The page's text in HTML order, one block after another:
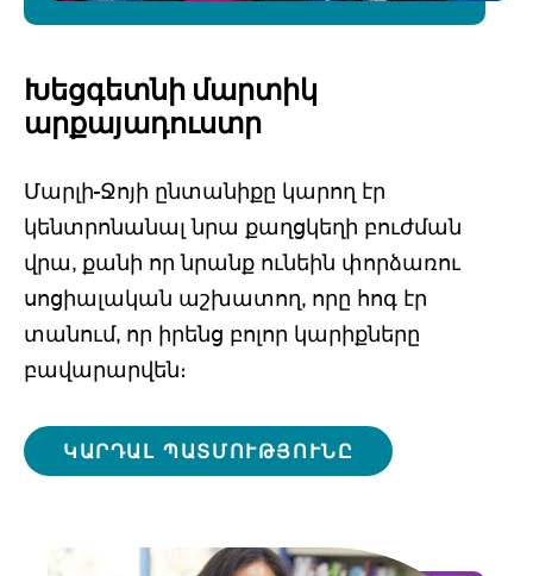
Խեցգետնի մարտիկ
արքայադուստր
Մարլի-Ջոյի ընտանիքը կարող էր
կենտրոնանալ նրա քաղցկեղի բուժման
վրա, քանի որ նրանք ունեին փորձառու
սոցիալական աշխատող, որը հոգ էր
տանում, որ իրենց բոլոր կարիքները
բավարարվեն։
ԿԱՐԴԱԼ ՊԱՏՄՈՒԹՅՈՒՆԸ